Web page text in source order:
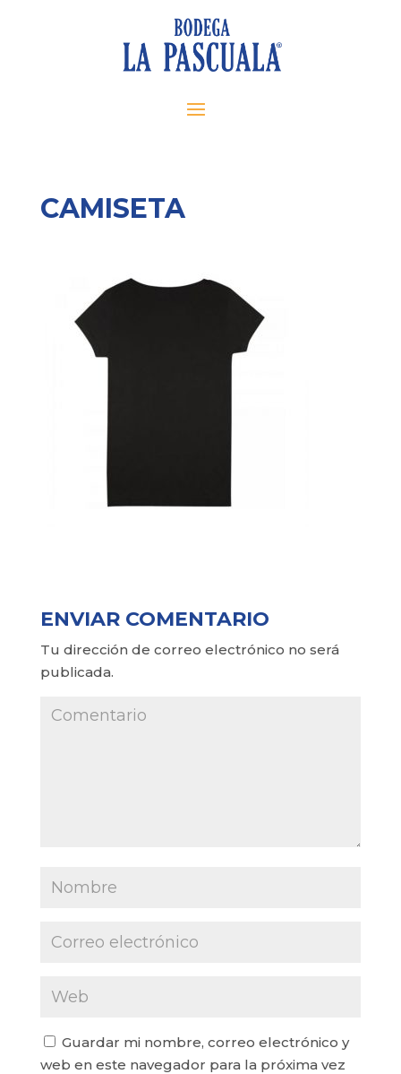
CAMISETA
ENVIAR COMENTARIO
Tu dirección de correo electrónico no será
publicada.
Guardar mi nombre, correo electrónico y
web en este navegador para la próxima vez